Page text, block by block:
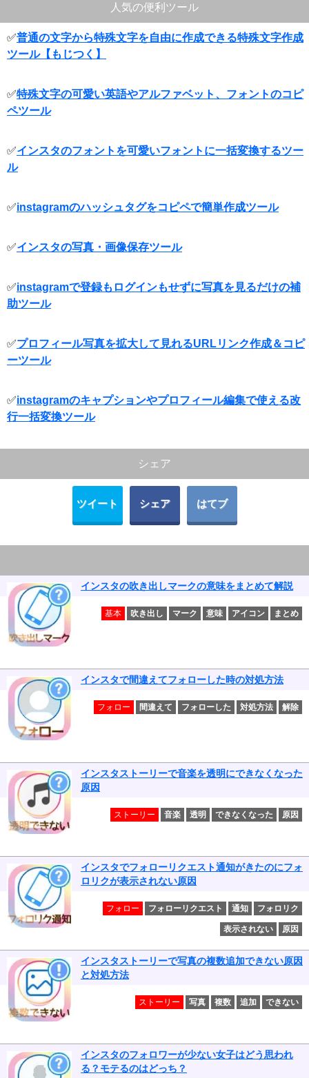
人気の便利ツール
✅普通の文字から特殊文字を自由に作成できる特殊文字作成
ツール【もじつく】
✅特殊文字の可愛い英語やアルファベット、フォントのコピ
ペツール
✅インスタのフォントを可愛いフォントに一括変換するツー
ル
✅instagramのハッシュタグをコピペで簡単作成ツール
✅インスタの写真・画像保存ツール
✅instagramで登録もログインもせずに写真を見るだけの補
助ツール
✅プロフィール写真を拡大して見れるURLリンク作成＆コピ
ーツール
✅instagramのキャプションやプロフィール編集で使える改
行一括変換ツール
シェア
ツイート シェア はてブ
インスタの吹き出しマークの意味をまとめて解説
基本 吹き出し マーク 意味 アイコン まとめ
インスタで間違えてフォローした時の対処方法
フォロー 間違えて フォローした 対処方法 解除
インスタストーリーで音楽を透明にできなくなった
原因
ストーリー 音楽 透明 できなくなった 原因
インスタでフォローリクエスト通知がきたのにフォ
ロリクが表示されない原因
フォロー フォローリクエスト 通知 フォロリク
表示されない 原因
インスタストーリーで写真の複数追加できない原因
と対処方法
ストーリー 写真 複数 追加 できない
インスタのフォロワーが少ない女子はどう思われ
る？モテるのはどっち？